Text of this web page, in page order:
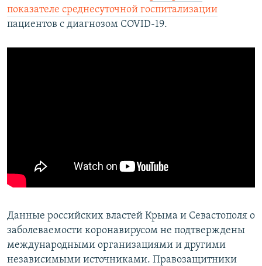
показателе среднесуточной госпитализации
пациентов с диагнозом COVID-19.
Данные российских властей Крыма и Севастополя о
заболеваемости коронавирусом не подтверждены
международными организациями и другими
независимыми источниками. Правозащитники